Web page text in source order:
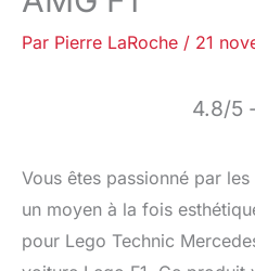
Par Pierre LaRoche / 21
4.8/5
Vous êtes passionné par
un moyen à la fois
pour Lego Technic